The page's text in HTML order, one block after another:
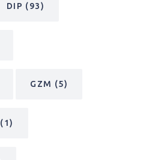
DIP (93)
GZM (5)
(1)